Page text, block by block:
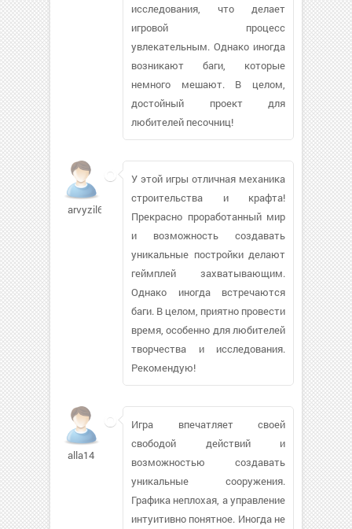
исследования, что делает
игровой процесс
увлекательным. Однако иногда
возникают баги, которые
немного мешают. В целом,
достойный проект для
любителей песочниц!
arvyzil624
У этой игры отличная механика
строительства и крафта!
Прекрасно проработанный мир
и возможность создавать
уникальные постройки делают
геймплей захватывающим.
Однако иногда встречаются
баги. В целом, приятно провести
время, особенно для любителей
творчества и исследования.
Рекомендую!
alla14
Игра впечатляет своей
свободой действий и
возможностью создавать
уникальные сооружения.
Графика неплохая, а управление
интуитивно понятное. Иногда не